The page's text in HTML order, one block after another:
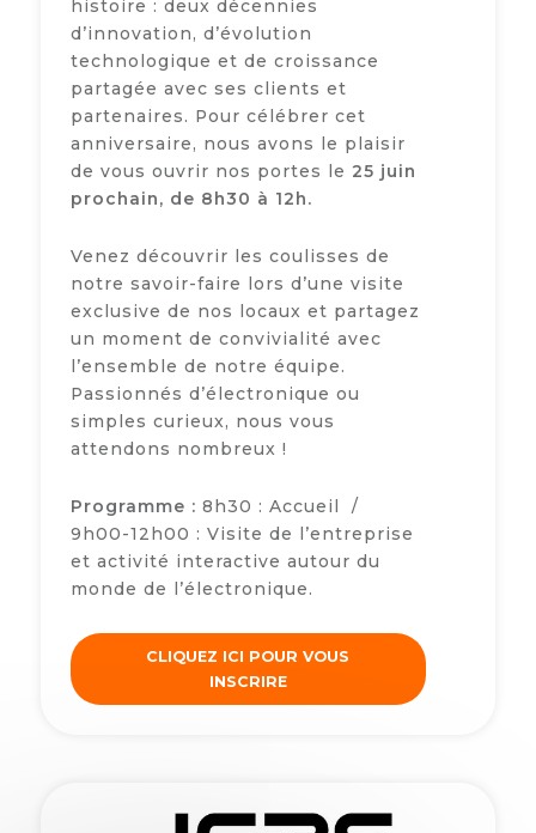
histoire : deux décennies
d’innovation, d’évolution
technologique et de croissance
partagée avec ses clients et
partenaires. Pour célébrer cet
anniversaire, nous avons le plaisir
de vous ouvrir nos portes le 25 juin
prochain, de 8h30 à 12h.
Venez découvrir les coulisses de
notre savoir-faire lors d’une visite
exclusive de nos locaux et partagez
un moment de convivialité avec
l’ensemble de notre équipe.
Passionnés d’électronique ou
simples curieux, nous vous
attendons nombreux !
Programme : 8h30 : Accueil /
9h00-12h00 : Visite de l’entreprise
et activité interactive autour du
monde de l’électronique.
CLIQUEZ ICI POUR VOUS
INSCRIRE